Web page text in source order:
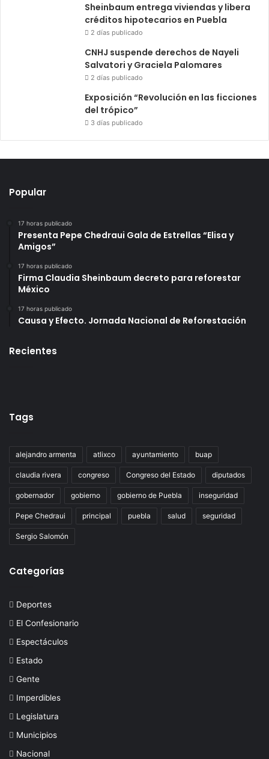
Sheinbaum entrega viviendas y libera
créditos hipotecarios en Puebla
2 días publicado
CNHJ suspende derechos de Nayeli
Salvatori y Graciela Palomares
2 días publicado
Exposición “Revolución en las ficciones
del trópico”
3 días publicado
Popular
17 horas publicado
Presenta Pepe Chedraui Gala de Estrellas “Elisa y
Amigos”
17 horas publicado
Firma Claudia Sheinbaum decreto para reforestar
México
17 horas publicado
Causa y Efecto. Jornada Nacional de Reforestación
Recientes
Tags
alejandro armenta atlixco ayuntamiento buap
claudia rivera congreso Congreso del Estado diputados
gobernador gobierno gobierno de Puebla inseguridad
Pepe Chedraui principal puebla salud seguridad
Sergio Salomón
Categorías
Deportes
El Confesionario
Espectáculos
Estado
Gente
Imperdibles
Legislatura
Municipios
Nacional